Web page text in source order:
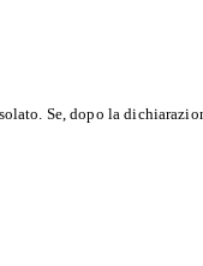
Se, dopo la